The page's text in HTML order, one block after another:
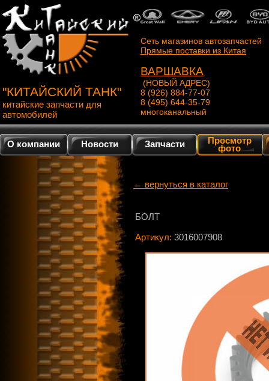
"КИТАЙСКИЙ ТАНК"
китайские запчасти для
автомобилей
Сеть магазинов автозапчастей
Прямые поставки из Китая
ВАРШАВКА
(НОВЫЙ АДРЕС)
8 (926) 884-77-07
8 (495) 644-35-79
многоканальный
О компании Новости Запчасти Просмотр
фото
← вернуться в каталог
БОЛТ
Артикул: 3016007908